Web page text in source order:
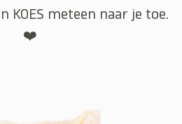
KOES meteen naar je toe.
❤️